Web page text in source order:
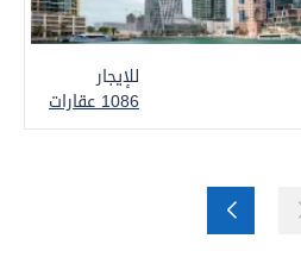
للإيجار
1086 عقارات